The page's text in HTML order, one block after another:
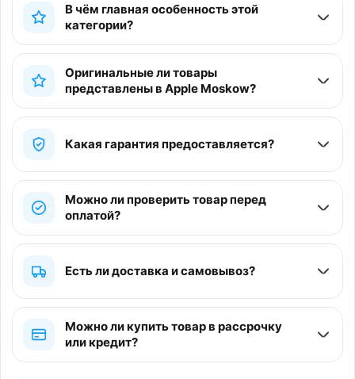
В чём главная особенность этой
категории?
Оригинальные ли товары
представлены в Apple Moskow?
Какая гарантия предоставляется?
Можно ли проверить товар перед
оплатой?
Есть ли доставка и самовывоз?
Можно ли купить товар в рассрочку
или кредит?